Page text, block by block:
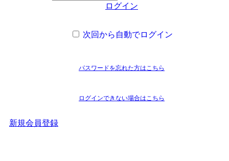
ログイン
次回から自動でログイン
パスワードを忘れた方はこちら
ログインできない場合はこちら
新規会員登録